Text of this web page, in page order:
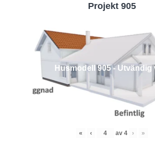
Projekt 905
Husmodell 905 - Utvändig
« ‹ av 4 › »